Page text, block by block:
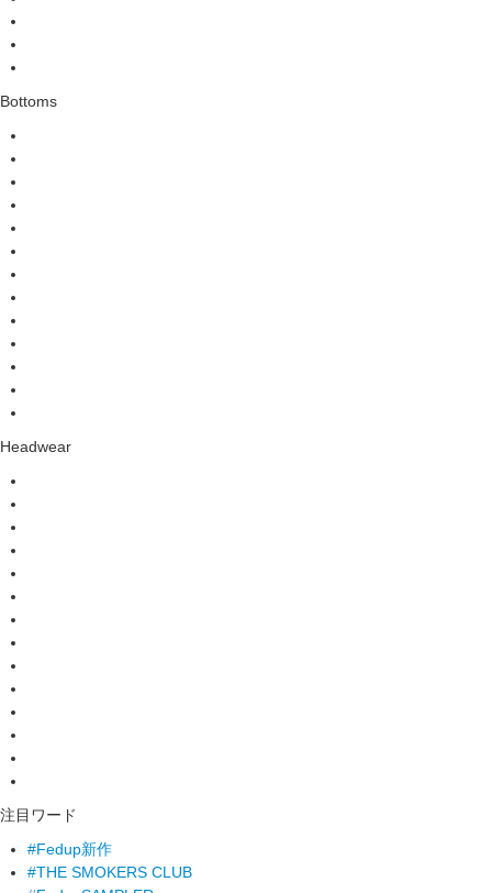
Bottoms
Headwear
注目ワード
#Fedup新作
#THE SMOKERS CLUB